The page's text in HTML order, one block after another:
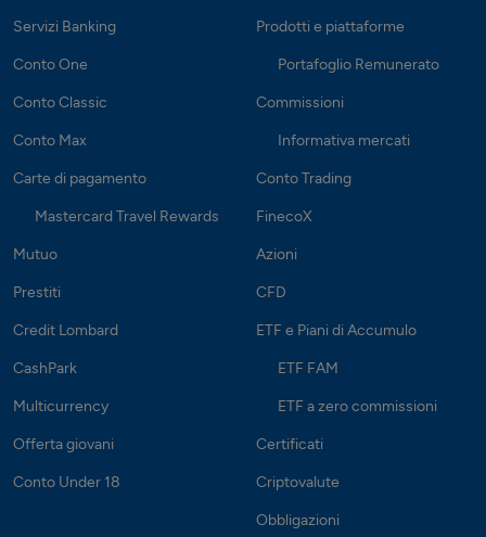
Servizi Banking
Conto One
Conto Classic
Conto Max
Carte di pagamento
Mastercard Travel Rewards
Mutuo
Prestiti
Credit Lombard
CashPark
Multicurrency
Offerta giovani
Conto Under 18
Prodotti e piattaforme
Portafoglio Remunerato
Commissioni
Informativa mercati
Conto Trading
FinecoX
Azioni
CFD
ETF e Piani di Accumulo
ETF FAM
ETF a zero commissioni
Certificati
Criptovalute
Obbligazioni